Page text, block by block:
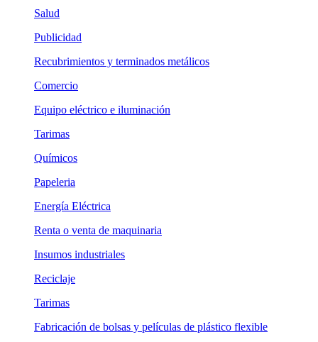
Salud
Publicidad
Recubrimientos y terminados metálicos
Comercio
Equipo eléctrico e iluminación
Tarimas
Químicos
Papeleria
Energía Eléctrica
Renta o venta de maquinaria
Insumos industriales
Reciclaje
Tarimas
Fabricación de bolsas y películas de plástico flexible